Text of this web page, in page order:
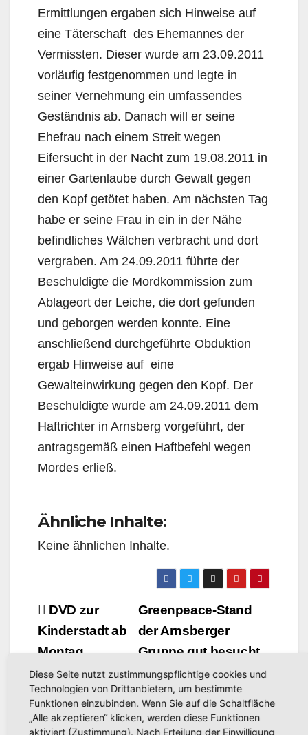
Ermittlungen ergaben sich Hinweise auf
eine Täterschaft des Ehemannes der
Vermissten. Dieser wurde am 23.09.2011
vorläufig festgenommen und legte in
seiner Vernehmung ein umfassendes
Geständnis ab. Danach will er seine
Ehefrau nach einem Streit wegen
Eifersucht in der Nacht zum 19.08.2011 in
einer Gartenlaube durch Gewalt gegen
den Kopf getötet haben. Am nächsten Tag
habe er seine Frau in ein in der Nähe
befindliches Wälchen verbracht und dort
vergraben. Am 24.09.2011 führte der
Beschuldigte die Mordkommission zum
Ablageort der Leiche, die dort gefunden
und geborgen werden konnte. Eine
anschließend durchgeführte Obduktion
ergab Hinweise auf eine
Gewalteinwirkung gegen den Kopf. Der
Beschuldigte wurde am 24.09.2011 dem
Haftrichter in Arnsberg vorgeführt, der
antragsgemäß einen Haftbefehl wegen
Mordes erließ.
Ähnliche Inhalte:
Keine ähnlichen Inhalte.
Beitragsnavigation
Greenpeace-Stand
der Arnsberger
Gruppe gut besucht
DVD zur
Kinderstadt ab
Montag
erhältlich
Diese Seite nutzt zustimmungspflichtige cookies und
Technologien von Drittanbietern, um bestimmte
Funktionen einzubinden. Wenn Sie auf die Schaltfläche
„Alle akzeptieren“ klicken, werden diese Funktionen
aktiviert (Zustimmung). Nach Erteilung der Einwilligung